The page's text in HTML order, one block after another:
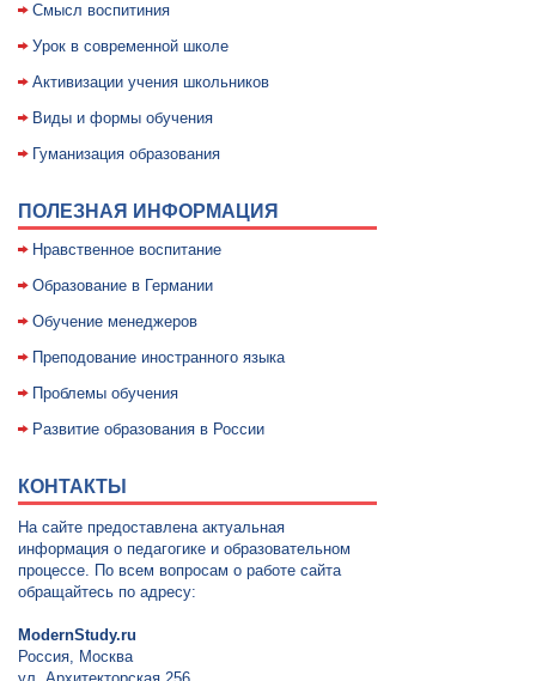
Смысл воспитиния
Уpок в совpеменной школе
Активизации учения школьников
Виды и формы обучения
Гуманизация образования
ПОЛЕЗНАЯ ИНФОРМАЦИЯ
Нравственное воспитание
Образование в Германии
Обучение менеджеров
Преподование иностранного языка
Проблемы обучения
Развитие образования в России
КОНТАКТЫ
На сайте предоставлена актуальная
информация о педагогике и образовательном
процессе. По всем вопросам о работе сайта
обращайтесь по адресу:
ModernStudy.ru
Россия, Москва